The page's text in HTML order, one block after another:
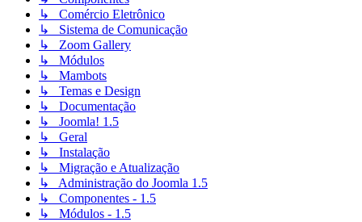
↳ Comércio Eletrônico
↳ Sistema de Comunicação
↳ Zoom Gallery
↳ Módulos
↳ Mambots
↳ Temas e Design
↳ Documentação
↳ Joomla! 1.5
↳ Geral
↳ Instalação
↳ Migração e Atualização
↳ Administração do Joomla 1.5
↳ Componentes - 1.5
↳ Módulos - 1.5